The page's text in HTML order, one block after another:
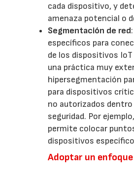
cada dispositivo, y
amenaza potencial o
Segmentación de red
específicos para
de los dispositivos
una práctica muy
hipersegmentación
para dispositivos
no autorizados
seguridad. Por
permite colocar
dispositivos
Adoptar un